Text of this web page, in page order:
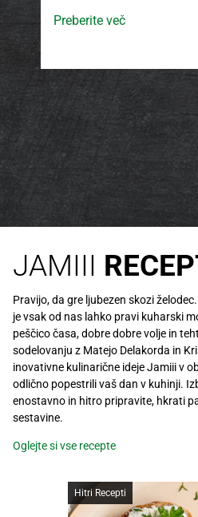
Preberite več
JAMIII
Pravijo, da gre ljubezen skozi
je vsak od nas lahko pravi kuharski
peščico časa, dobre dobre volje in
sodelovanju z Matejo Delakorda in
inovativne kulinarične ideje Jamiii v
odlično popestrili vaš dan v kuhinji.
enostavno in hitro pripravite, hkrati
sestavine.
Oglejte si vse recepte
Hitri Recepti